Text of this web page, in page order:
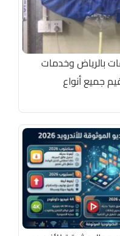
بالرياض وخدمات
جميع أنواع